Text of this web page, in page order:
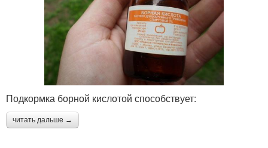
Подкормка борной кислотой способствует:
читать дальше →